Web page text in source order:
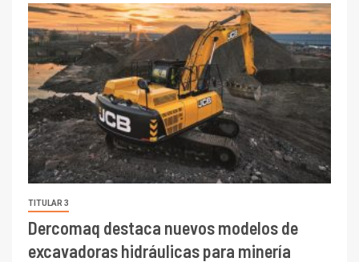
TITULAR 3
Dercomaq destaca nuevos modelos de
excavadoras hidráulicas para minería